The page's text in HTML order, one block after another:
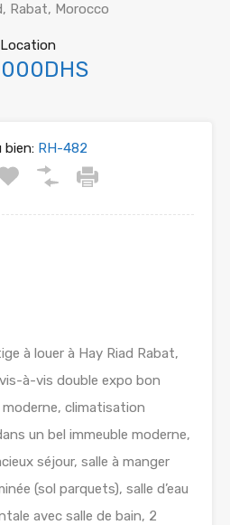
Rabat, Morocco
Location
bien:RH-482
à louer à Hay Riad Rabat,
à-vis double expo bon
climatisation
un bel immeuble moderne,
séjour, salle à manger
(sol parquets), salle d’eau
avec salle de bain, 2